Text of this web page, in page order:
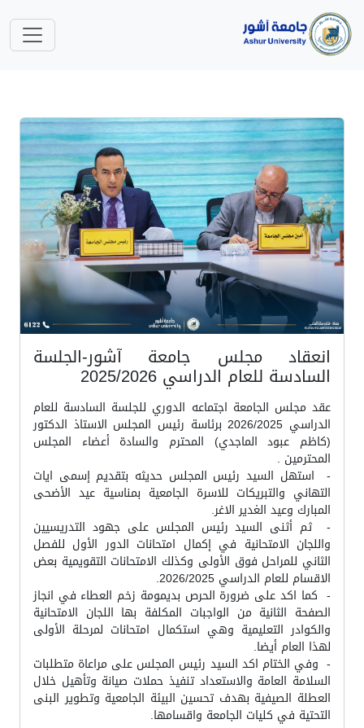
انعقاد مجلس جامعة آشور-الجلسة
السادسة للعام الدراسي 2025/2026
عقد مجلس الجامعة اجتماعه الدوري للجلسة السادسة للعام
الدراسي 2026/2025 برئاسة رئيس المجلس الاستاذ الدكتور
(كاظم عبود الماجدي) المحترم والسادة أعضاء المجلس
المحترمين .
- استهل السيد رئيس المجلس حديثه بتقديم إسمى ايات
التهاني والتبريكات للاسرة الجامعية بمناسية عيد الأضحى
المبارك وعيد الغدير الاغر.
- ثم أثنى السيد رئيس المجلس على جهود التدريسيين
واللجان الامتحانية في إكمال امتحانات الدور الأول للفصل
الثاني للمراحل فوق الأولى وكذلك الامتحانات التقويمية بعض
الاقسام للعام الدراسي 2026/2025.
- كما اكد على ضرورة الحرص بديمومة زخم العطاء في انجاز
الصفحة الثانية من الواجبات المكلفة بها اللجان الامتحانية
والكوادر التعليمية وهي استكمال امتحانات لمرحلة الأولى
لهذا العام أيضا.
- وفي الختام اكد السيد رئيس المجلس على مراعاة متطلبات
السلامة العامة والاستعداد تنفيذ حملات صيانة وتأهيل خلال
العطلة الصيفية بهدف تحسين البيئة الجامعية وتطوير البنى
التحتية في كليات الجامعة واقسامها.